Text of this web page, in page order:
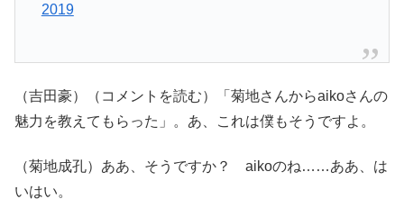
2019
（吉田豪）（コメントを読む）「菊地さんからaikoさんの
魅力を教えてもらった」。あ、これは僕もそうですよ。
（菊地成孔）ああ、そうですか？ aikoのね……ああ、は
いはい。